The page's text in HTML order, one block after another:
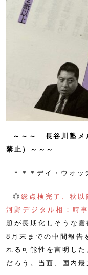
～～～ 長谷川塾メ
禁止）～～～
＊＊＊デイ・ウオッ
◎総点検完了、秋
河野デジタル相：時
題が長期化しそうな
8月末までの中間報告
れる可能性を言明し
だろう。当面、国内最